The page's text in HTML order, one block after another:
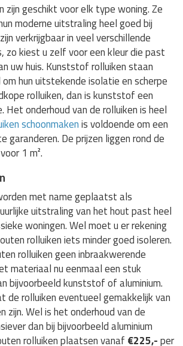
zijn geschikt voor elk type woning. Ze
moderne uitstraling heel goed bij
verkrijgbaar in veel verschillende
zo kiest u zelf voor een kleur die past
uw huis. Kunststof rolluiken staan
hun uitstekende isolatie en scherpe
rolluiken, dan is kunststof een
Het onderhoud van de rolluiken is heel
schoonmakenis voldoende om een
garanderen. De prijzen liggen rond de
voor 1 m².
met name geplaatst als
uitstraling van het hout past heel
woningen. Wel moet u er rekening
rolluiken iets minder goed isoleren.
rolluiken geen inbraakwerende
materiaal nu eenmaal een stuk
bijvoorbeeld kunststof of aluminium.
de rolluiken eventueel gemakkelijk van
zijn. Wel is het onderhoud van de
dan bij bijvoorbeeld aluminium
rolluiken plaatsen vanaf €225,-per